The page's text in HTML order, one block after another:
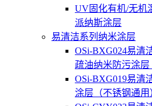
UV固化有机/无机
派纳斯涂层
易清洁系列纳米涂层
OSi-BXG024易清
疏油纳米防污涂层
OSi-BXG019易清
涂层（不锈钢通用